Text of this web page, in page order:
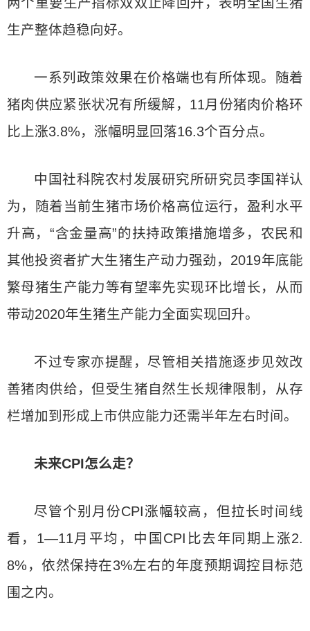
生产整体趋稳向好。
一系列政策效果在价格端也有所体现。随着
猪肉供应紧张状况有所缓解，11月份猪肉价格环
比上涨3.8%，涨幅明显回落16.3个百分点。
中国社科院农村发展研究所研究员李国祥认
为，随着当前生猪市场价格高位运行，盈利水平
升高，“含金量高”的扶持政策措施增多，农民和
其他投资者扩大生猪生产动力强劲，2019年底能
繁母猪生产能力等有望率先实现环比增长，从而
带动2020年生猪生产能力全面实现回升。
不过专家亦提醒，尽管相关措施逐步见效改
善猪肉供给，但受生猪自然生长规律限制，从存
栏增加到形成上市供应能力还需半年左右时间。
未来CPI怎么走？
尽管个别月份CPI涨幅较高，但拉长时间线
看，1—11月平均，中国CPI比去年同期上涨2.
8%，依然保持在3%左右的年度预期调控目标范
围之内。